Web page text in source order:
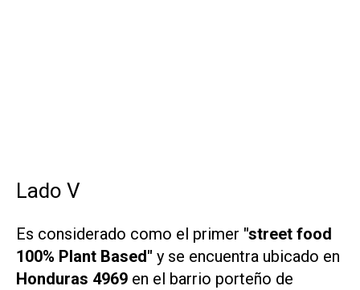
Lado V
Es considerado como el primer "street food
100% Plant Based" y se encuentra ubicado en
Honduras 4969 en el barrio porteño de